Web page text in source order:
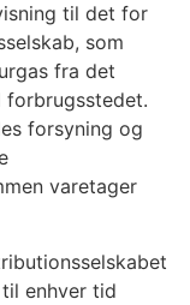
til det for
som
fra det
forsyning og
varetager
enhver tid